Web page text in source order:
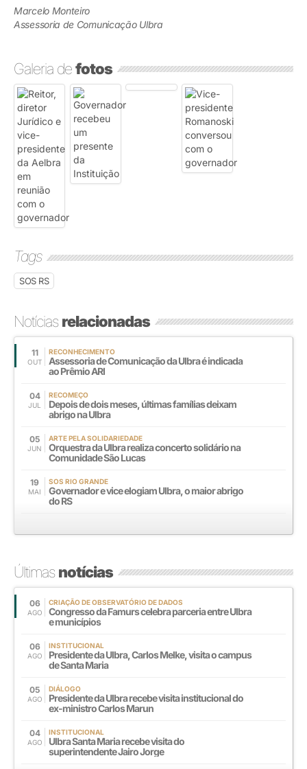
Marcelo Monteiro
Assessoria de Comunicação Ulbra
Galeria defotos
Tags
SOS RS
Notíciasrelacionadas
11
OUT
RECONHECIMENTO
Assessoria de Comunicação da Ulbra é indicada
ao Prêmio ARI
04
JUL
RECOMEÇO
Depois de dois meses, últimas famílias deixam
abrigo na Ulbra
05
JUN
ARTE PELA SOLIDARIEDADE
Orquestra da Ulbra realiza concerto solidário na
Comunidade São Lucas
19
MAI
SOS RIO GRANDE
Governador e vice elogiam Ulbra, o maior abrigo
do RS
Últimasnotícias
06
AGO
CRIAÇÃO DE OBSERVATÓRIO DE DADOS
Congresso da Famurs celebra parceria entre Ulbra
e municípios
06
AGO
INSTITUCIONAL
Presidente da Ulbra, Carlos Melke, visita o campus
de Santa Maria
05
AGO
DIÁLOGO
Presidente da Ulbra recebe visita institucional do
ex-ministro Carlos Marun
04
AGO
INSTITUCIONAL
Ulbra Santa Maria recebe visita do
superintendente Jairo Jorge